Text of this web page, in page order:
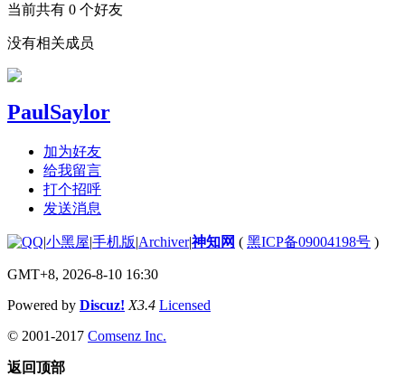
当前共有 0 个好友
没有相关成员
PaulSaylor
加为好友
给我留言
打个招呼
发送消息
|小黑屋|手机版|Archiver|神知网 ( 黑ICP备09004198号 )
GMT+8, 2026-8-10 16:30
Powered by Discuz! X3.4 Licensed
© 2001-2017 Comsenz Inc.
返回顶部